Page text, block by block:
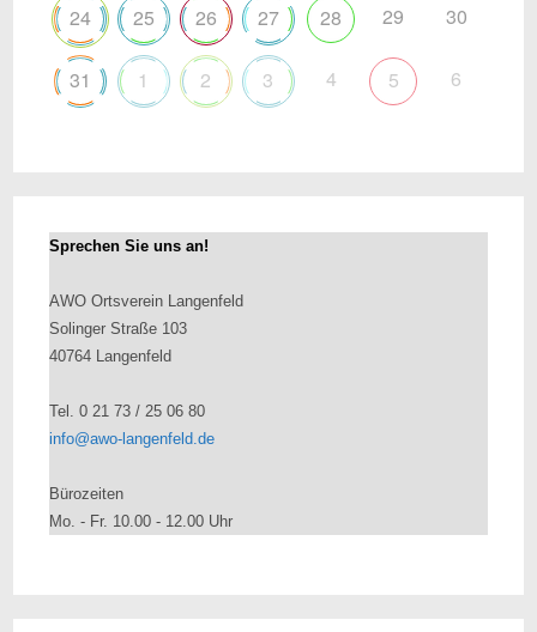
24 25 26 27 28 29 30
31 1 2 3 4 5 6
Sprechen Sie uns an!
AWO Ortsverein Langenfeld
Solinger Straße 103
40764 Langenfeld
Tel. 0 21 73 / 25 06 80
info@awo-langenfeld.de
Bürozeiten
Mo. - Fr. 10.00 - 12.00 Uhr